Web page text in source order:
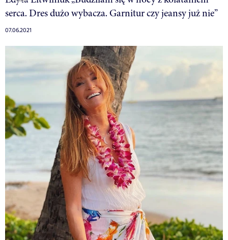
serca. Dres dużo wybacza. Garnitur czy jeansy już nie”
07.06.2021